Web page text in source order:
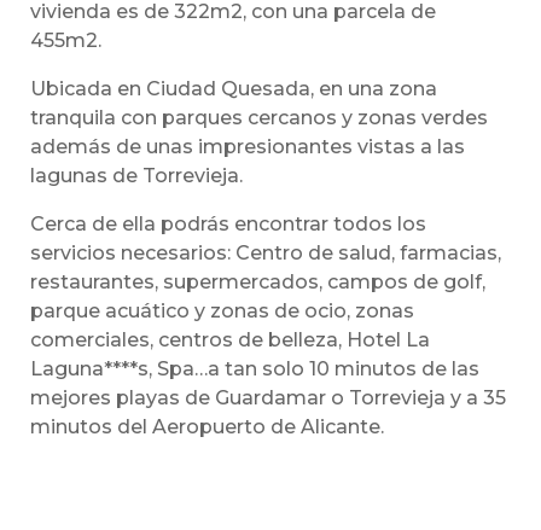
vivienda es de 322m2, con una parcela de
455m2.
Ubicada en Ciudad Quesada, en una zona
tranquila con parques cercanos y zonas verdes
además de unas impresionantes vistas a las
lagunas de Torrevieja.
Cerca de ella podrás encontrar todos los
servicios necesarios: Centro de salud, farmacias,
restaurantes, supermercados, campos de golf,
parque acuático y zonas de ocio, zonas
comerciales, centros de belleza, Hotel La
Laguna****s, Spa…a tan solo 10 minutos de las
mejores playas de Guardamar o Torrevieja y a 35
minutos del Aeropuerto de Alicante.